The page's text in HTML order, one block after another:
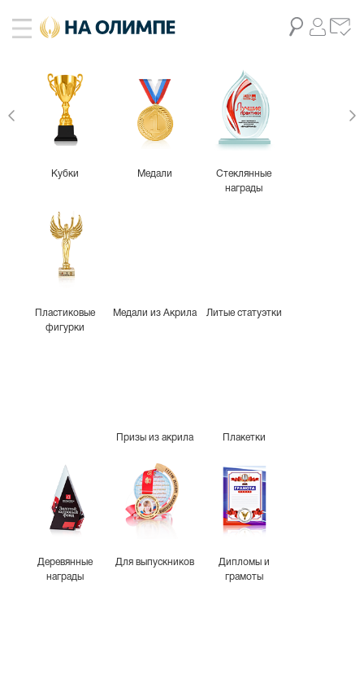
Кубки Медали
Стеклянные
награды
Пластиковые
фигурки
Медали из Акрила Литые статуэтки
Призы из акрила Плакетки
Деревянные
награды
Для выпускников
Дипломы и
грамоты
живое фото